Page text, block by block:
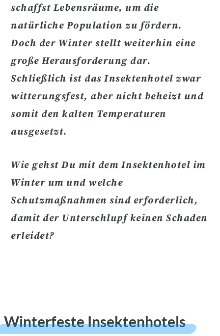
schaffst Lebensräume, um die
natürliche Population zu fördern.
Doch der Winter stellt weiterhin eine
große Herausforderung dar.
Schließlich ist das Insektenhotel zwar
witterungsfest, aber nicht beheizt und
somit den kalten Temperaturen
ausgesetzt.
Wie gehst Du mit dem Insektenhotel im
Winter um und welche
Schutzmaßnahmensind erforderlich,
damit der Unterschlupf keinen Schaden
erleidet?
Winterfeste Insektenhotels